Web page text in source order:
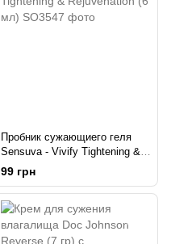
Пробник сужающиего геля
Sensuva - Vivify Tightening &
Rejuvenation (6 мл)
99 грн